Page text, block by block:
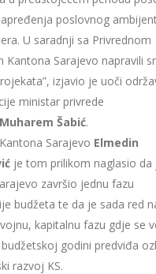
poslovnog
U saradnji sa Privrednom
Kantona Sarajevo napravili
izjavio je uoči
ministar privrede
Muharem Šabić.
Sarajevo Elmedin
je tom prilikom naglasio da
završio jednu fazu
budžeta te da je sada red
kapitalnu fazu gdje se
godini predviđa
razvoj KS.